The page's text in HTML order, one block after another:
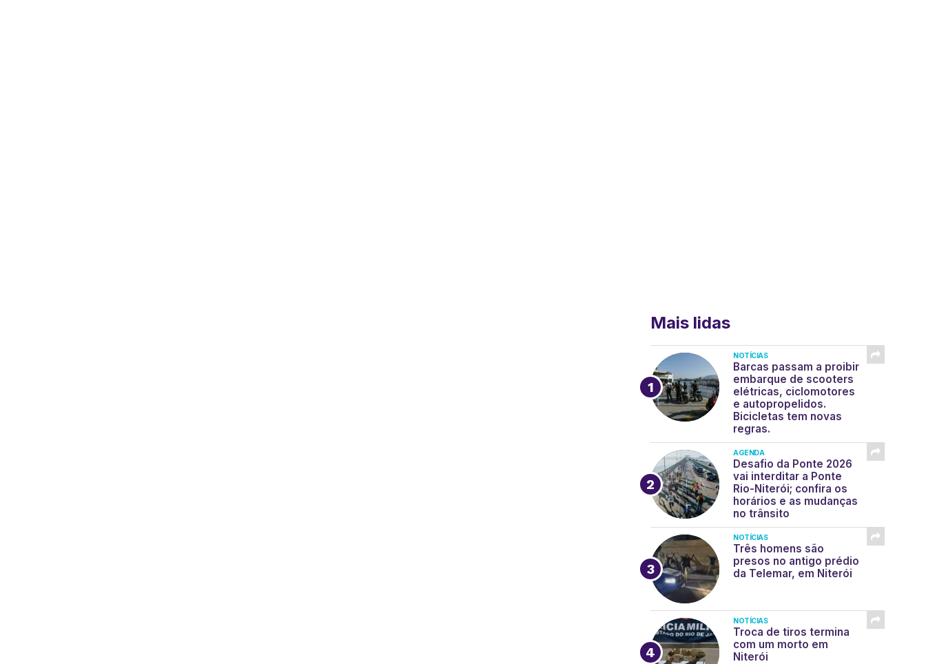
Mais lidas
NOTÍCIAS
Barcas passam a proibir
embarque de scooters
elétricas, ciclomotores
e autopropelidos.
Bicicletas tem novas
regras.
AGENDA
Desafio da Ponte 2026
vai interditar a Ponte
Rio-Niterói; confira os
horários e as mudanças
no trânsito
NOTÍCIAS
Três homens são
presos no antigo prédio
da Telemar, em Niterói
NOTÍCIAS
Troca de tiros termina
com um morto em
Niterói